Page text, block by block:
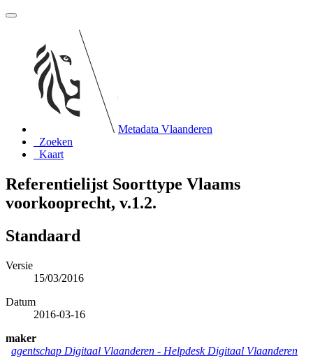
Metadata Vlaanderen
Zoeken
Kaart
Referentielijst Soorttype Vlaams
voorkooprecht, v.1.2.
Standaard
Versie
15/03/2016
Datum
2016-03-16
maker
agentschap Digitaal Vlaanderen - Helpdesk Digitaal Vlaanderen